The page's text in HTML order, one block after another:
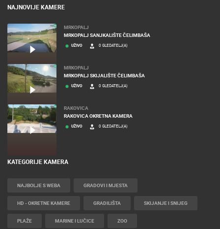
NAJNOVIJE KAMERE
MRKOPALJ
MRKOPALJ SANJKALIŠTE ČELIMBAŠA
UŽIVO 0 GLEDATELJ(A)
MRKOPALJ
MRKOPALJ SKIJALIŠTE ČELIMBAŠA
UŽIVO 0 GLEDATELJ(A)
RAKOVICA
RAKOVICA OKRETNA KAMERA
UŽIVO 0 GLEDATELJ(A)
KATEGORIJE KAMERA
NAJBOLJE S WEBA GRADOVI I MJESTA
HD - OKRETNE KAMERE GRADILIŠTA SKIJANJE I SNIJEG
PLAŽE MARINE I LUČICE ZOO